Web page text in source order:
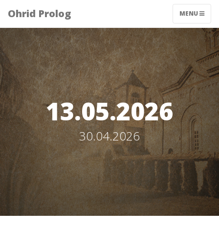
Ohrid Prolog MENU
13.05.2026
30.04.2026